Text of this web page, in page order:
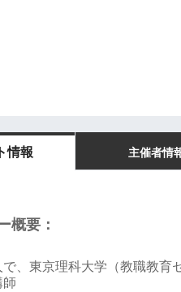
情報 主催者情
概要：
で、東京理科大学（教職教育
師